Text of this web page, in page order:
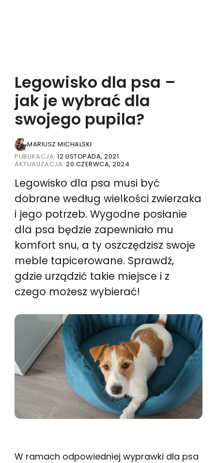
Legowisko dla psa –
jak je wybrać dla
swojego pupila?
MARIUSZ MICHALSKI
PUBLIKACJA: 12 LISTOPADA, 2021
AKTUALIZACJA: 20 CZERWCA, 2024
Legowisko dla psa musi być
dobrane według wielkości zwierzaka
i jego potrzeb. Wygodne posłanie
dla psa będzie zapewniało mu
komfort snu, a ty oszczędzisz swoje
meble tapicerowane. Sprawdź,
gdzie urządzić takie miejsce i z
czego możesz wybierać!
W ramach odpowiedniej wyprawki dla psa